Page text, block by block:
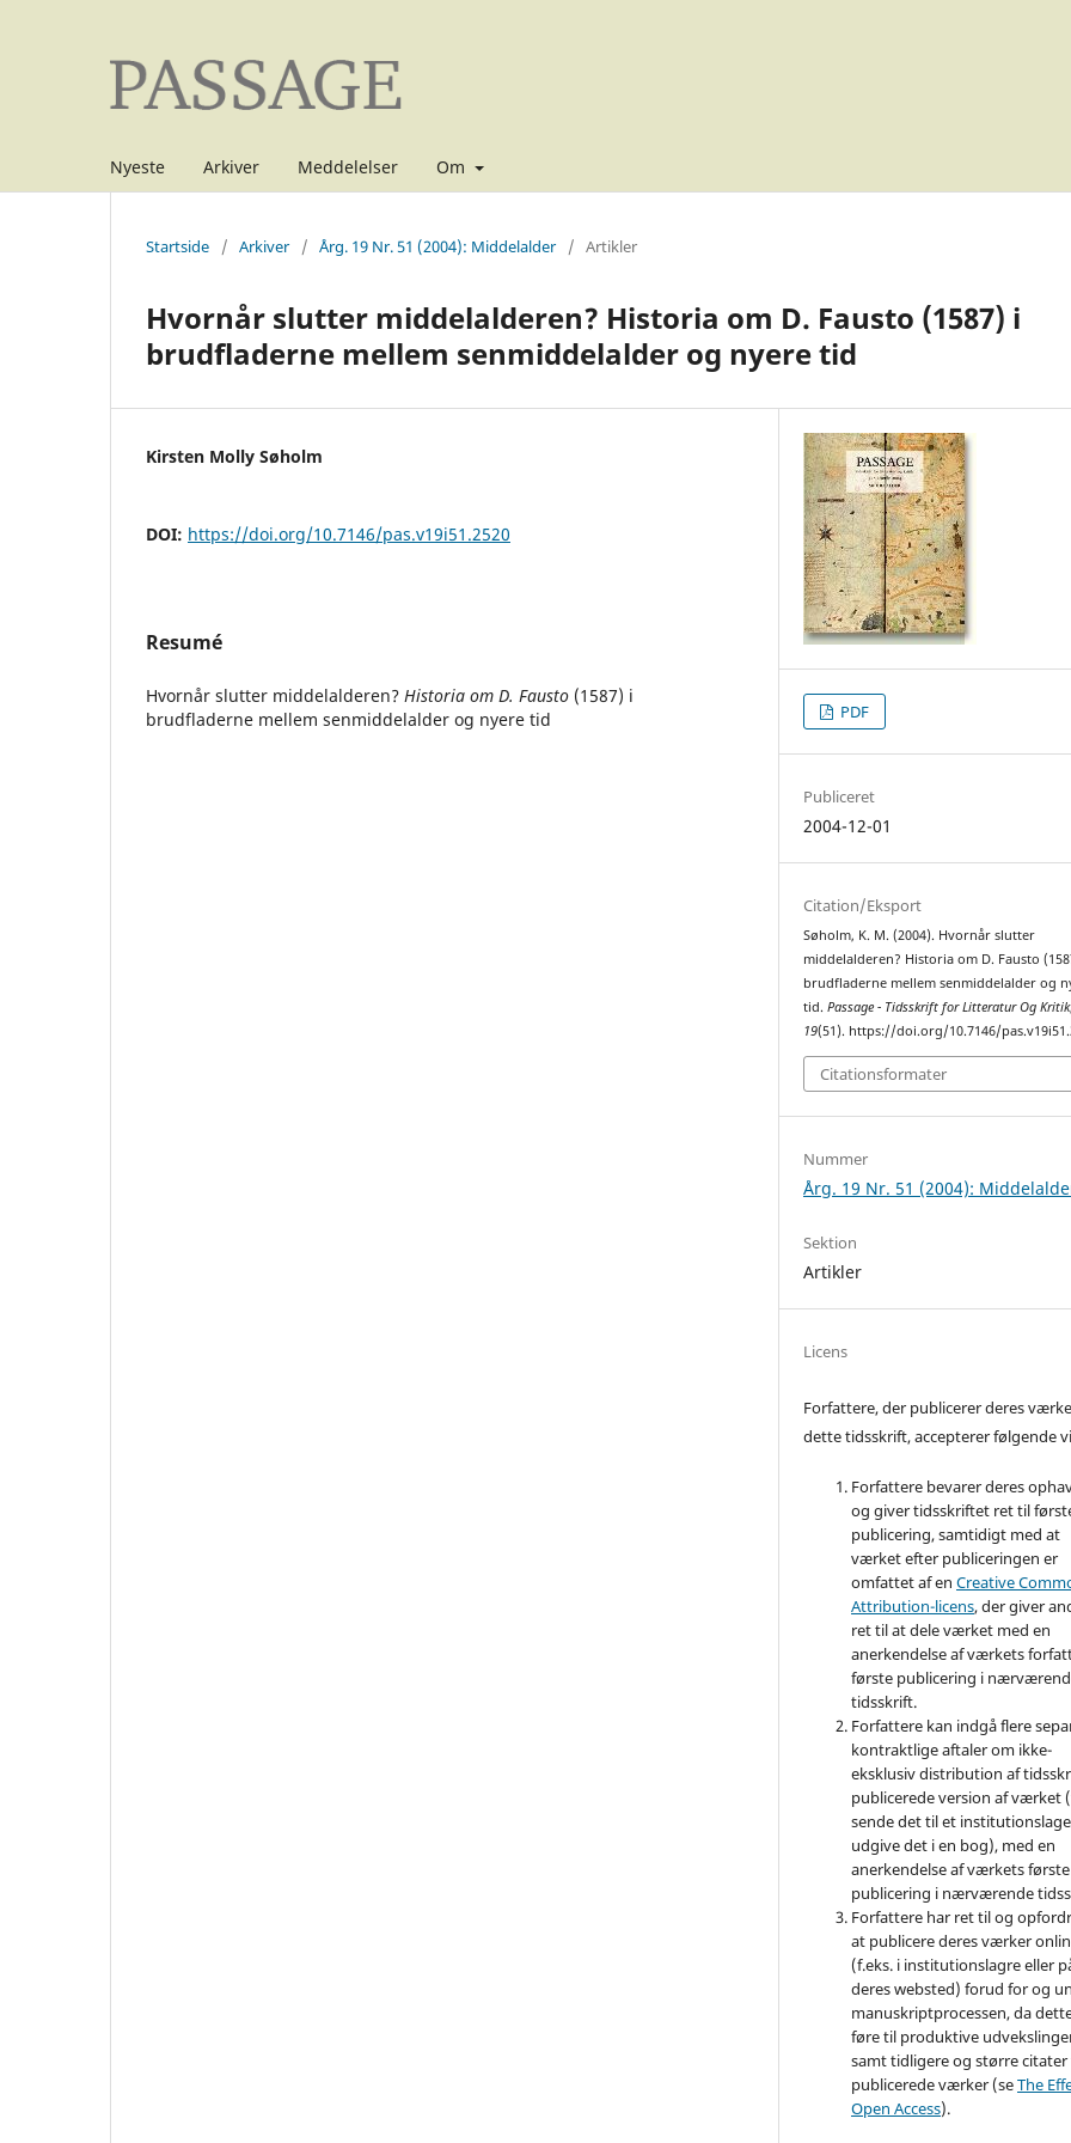
Nyeste Arkiver Meddelelser Om
Startside / Arkiver / Årg. 19 Nr. 51 (2004): Middelalder / Artikler
Hvornår slutter middelalderen? Historia om D. Fausto (1587) i
brudfladerne mellem senmiddelalder og nyere tid
Kirsten Molly Søholm
DOI: https://doi.org/10.7146/pas.v19i51.2520
Resumé
Hvornår slutter middelalderen? Historia om D. Fausto (1587) i
brudfladerne mellem senmiddelalder og nyere tid
PDF
Publiceret
2004-12-01
Citation/Eksport
Søholm, K. M. (2004). Hvornår slutter
middelalderen? Historia om D. Fausto
brudfladerne mellem senmiddelalder og
tid.Passage - Tidsskrift for Litteratur Og Kritik,
19(51). https://doi.org/10.7146/
Citationsformater
Nummer
Årg. 19 Nr. 51 (2004):
Sektion
Artikler
Licens
Forfattere, der publicerer deres
dette tidsskrift, accepterer følgende
Forfattere bevarer deres
og giver tidsskriftet ret til
publicering, samtidigt med at
værket efter publiceringen er
omfattet af enCreative
Attribution-licens, der giver
ret til at dele værket med en
anerkendelse af værkets
første publicering i
tidsskrift.
Forfattere kan indgå flere
kontraktlige aftaler om ikke-
eksklusiv distribution af
publicerede version af værket
sende det til et
udgive det i en bog), med en
anerkendelse af værkets første
publicering i nærværende
Forfattere har ret til og
at publicere deres værker
(f.eks. i institutionslagre eller
deres websted) forud for og
manuskriptprocessen, da
føre til produktive
samt tidligere og større citater
publicerede værker (seThe
Open Access).